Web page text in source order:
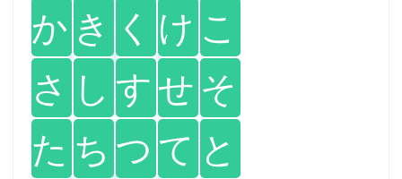
か き く け こ
さ し すせ そ
た ち つ て と